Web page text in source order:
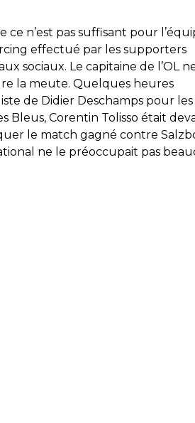
ce n’est pas suffisant pour
effectué par les supporters
sociaux. Le capitaine de l’OL
la meute. Quelques heures
de Didier Deschamps pour les
Bleus, Corentin Tolisso était
le match gagné contre
ne le préoccupait pas